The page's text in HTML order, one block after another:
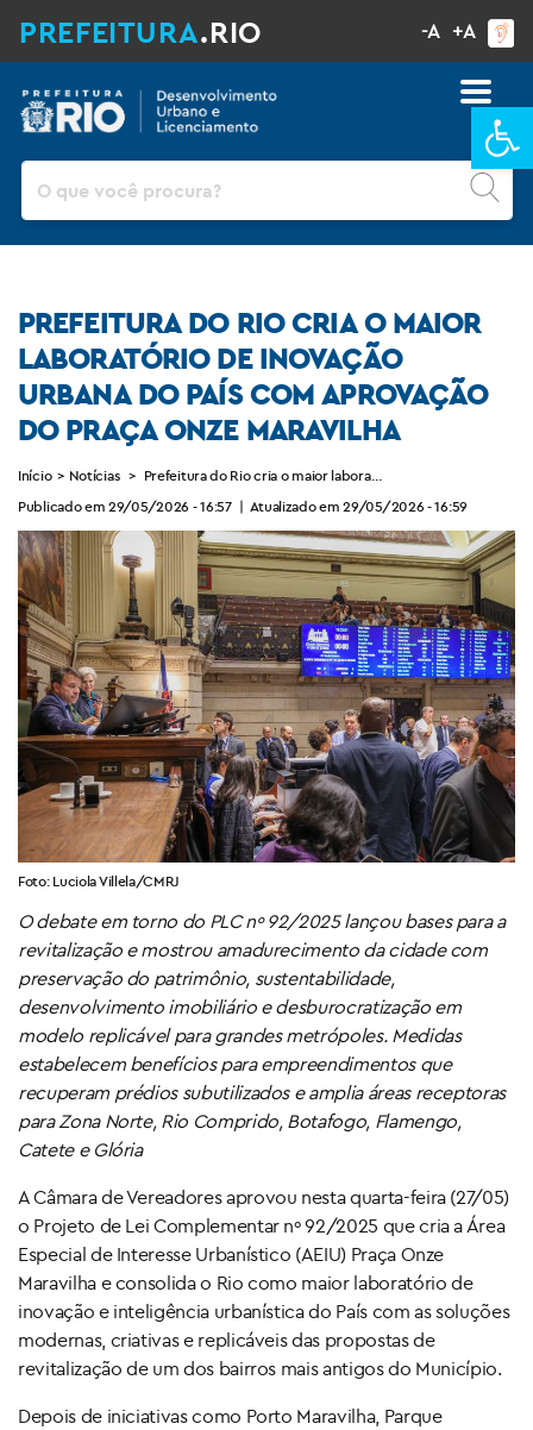
PREFEITURA.RIO -A +A
Pesquisar
PREFEITURA DO RIO CRIA O MAIOR
LABORATÓRIO DE INOVAÇÃO
URBANA DO PAÍS COM APROVAÇÃO
DO PRAÇA ONZE MARAVILHA
Início > Notícias > Prefeitura do Rio cria o maior laboratório de inovação
Publicado em 29/05/2026 - 16:57 | Atualizado em 29/05/2026 - 16:59
Foto: Luciola Villela/CMRJ
O debate em torno do PLC nº 92/2025 lançou bases para a
revitalização e mostrou amadurecimento da cidade com
preservação do patrimônio, sustentabilidade,
desenvolvimento imobiliário e desburocratização em
modelo replicável para grandes metrópoles. Medidas
estabelecem benefícios para empreendimentos que
recuperam prédios subutilizados e amplia áreas receptoras
para Zona Norte, Rio Comprido, Botafogo, Flamengo,
Catete e Glória
A Câmara de Vereadores aprovou nesta quarta-feira (27/05)
o Projeto de Lei Complementar nº 92/2025 que cria a Área
Especial de Interesse Urbanístico (AEIU) Praça Onze
Maravilha e consolida o Rio como maior laboratório de
inovação e inteligência urbanística do País com as soluções
modernas, criativas e replicáveis das propostas de
revitalização de um dos bairros mais antigos do Município.
Depois de iniciativas como Porto Maravilha, Parque